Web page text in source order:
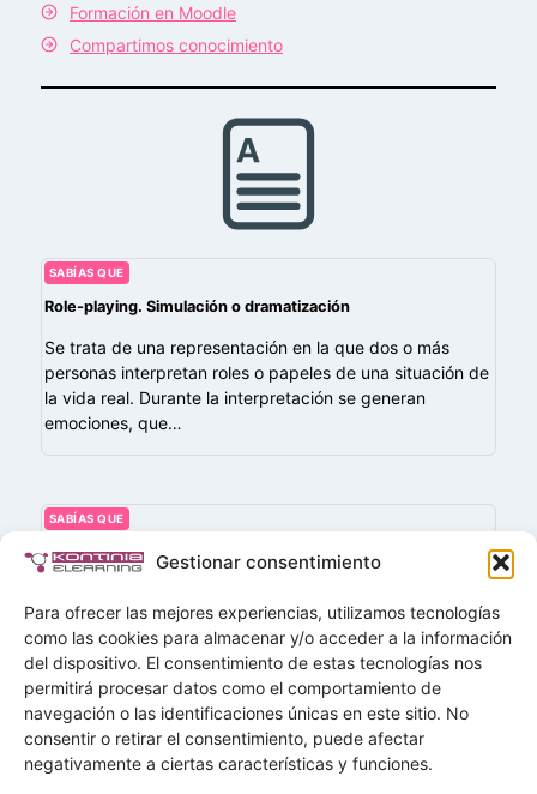
Gestionar consentimiento
Para ofrecer las mejores experiencias, utilizamos tecnologías
como las cookies para almacenar y/o acceder a la información
del dispositivo. El consentimiento de estas tecnologías nos
permitirá procesar datos como el comportamiento de
navegación o las identificaciones únicas en este sitio. No
consentir o retirar el consentimiento, puede afectar
negativamente a ciertas características y funciones.
Formación en Moodle
Compartimos conocimiento
SABÍAS QUE
Role-playing. Simulación o dramatización
Se trata de una representación en la que dos o más
personas interpretan roles o papeles de una situación de
la vida real. Durante la interpretación se generan
emociones, que…
SABÍAS QUE
Moodle
Learning Management System) de código abierto que
permite crear entornos virtuales para impartir formación
en línea. Es muy usada por universidades, centros de…
Buscar
Buscar